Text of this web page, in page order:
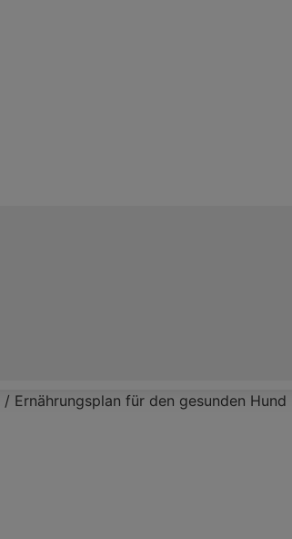
/ Ernährungsplan für den gesunden Hund